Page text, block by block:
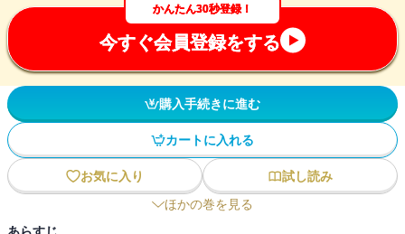
かんたん30秒登録！
今すぐ会員登録をする
購入手続きに進む
カートに入れる
お気に入り
試し読み
ほかの巻を見る